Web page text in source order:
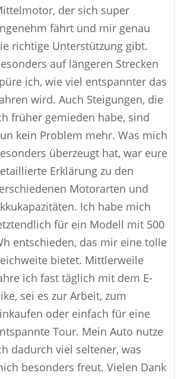
der sich super
fährt und mir genau
richtige Unterstützung gibt.
auf längeren Strecken
ich, wie viel entspannter das
wird. Auch Steigungen, die
früher gemieden habe, sind
kein Problem mehr. Was mich
überzeugt hat, war eure
Erklärung zu den
Motorarten und
Ich habe mich
für ein Modell mit 500
entschieden, das mir eine tolle
bietet. Mittlerweile
ich fast täglich mit dem E-
sei es zur Arbeit, zum
oder einfach für eine
Tour. Mein Auto nutze
dadurch viel seltener, was
besonders freut. Vielen Dank